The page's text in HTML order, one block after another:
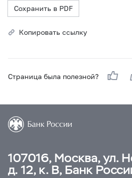
Сохранить в PDF
Копировать ссылку
Страница была полезной?
107016, Москва, ул.
д. 12, к. В, Банк